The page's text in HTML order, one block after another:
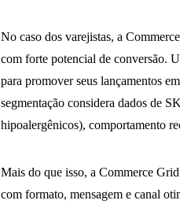
No caso dos varejistas, a
com forte potencial de conversão.
para promover seus lançamentos
segmentação considera dados de
hipoalergênicos), comportamento
Mais do que isso, a Commerce
com formato, mensagem e canal